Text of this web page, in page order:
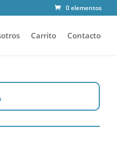
0 elementos
Carrito Contacto